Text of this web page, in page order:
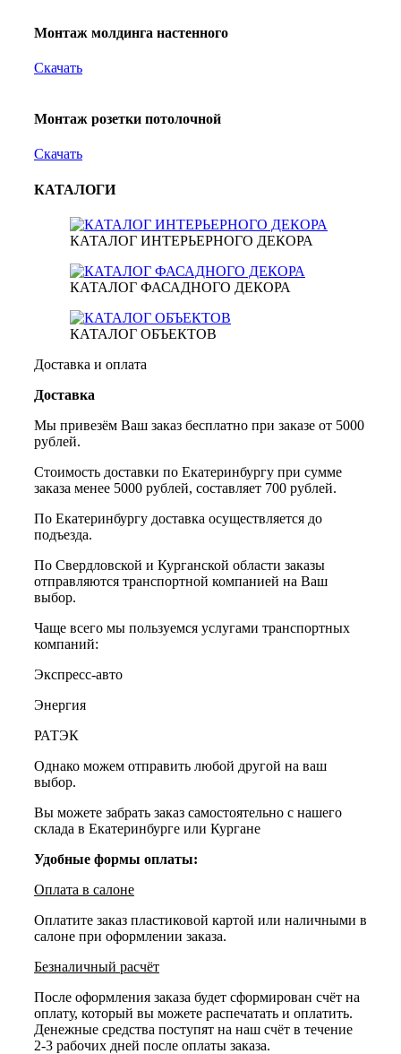
Монтаж молдинга настенного
Скачать
Монтаж розетки потолочной
Скачать
КАТАЛОГИ
КАТАЛОГ ИНТЕРЬЕРНОГО ДЕКОРА
КАТАЛОГ ФАСАДНОГО ДЕКОРА
КАТАЛОГ ОБЪЕКТОВ
Доставка и оплата
Доставка
Мы привезём Ваш заказ бесплатно при заказе от 5000
рублей.
Стоимость доставки по Екатеринбургу при сумме
заказа менее 5000 рублей, составляет 700 рублей.
По Екатеринбургу доставка осуществляется до
подъезда.
По Свердловской и Курганской области заказы
отправляются транспортной компанией на Ваш
выбор.
Чаще всего мы пользуемся услугами транспортных
компаний:
Экспресс-авто
Энергия
РАТЭК
Однако можем отправить любой другой на ваш
выбор.
Вы можете забрать заказ самостоятельно с нашего
склада в Екатеринбурге или Кургане
Удобные формы оплаты:
Оплата в салоне
Оплатите заказ пластиковой картой или наличными в
салоне при оформлении заказа.
Безналичный расчёт
После оформления заказа будет сформирован счёт на
оплату, который вы можете распечатать и оплатить.
Денежные средства поступят на наш счёт в течение
2-3 рабочих дней после оплаты заказа.